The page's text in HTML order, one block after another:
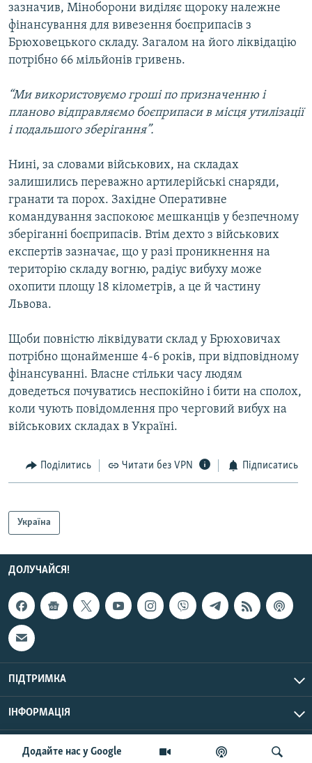
Додайте нас у Google
зазначив, Міноборони виділяє щороку належне
фінансування для вивезення боєприпасів з
Брюховецького складу. Загалом на його ліквідацію
потрібно 66 мільйонів гривень.
“Ми використовуємо гроші по призначенню і
планово відправляємо боєприпаси в місця утилізації
і подальшого зберігання”.
Нині, за словами військових, на складах
залишились переважно артилерійські снаряди,
гранати та порох. Західне Оперативне
командування заспокоює мешканців у безпечному
зберіганні боєприпасів. Втім дехто з військових
експертів зазначає, що у разі проникнення на
територію складу вогню, радіус вибуху може
охопити площу 18 кілометрів, а це й частину
Львова.
Щоби повністю ліквідувати склад у Брюховичах
потрібно щонайменше 4-6 років, при відповідному
фінансуванні. Власне стільки часу людям
доведеться почуватись неспокійно і бити на сполох,
коли чують повідомлення про черговий вибух на
військових складах в Україні.
Поділитись Читати без VPN Підписатись
Україна
ДОЛУЧАЙСЯ!
ПІДТРИМКА
ІНФОРМАЦІЯ
© Радіо Свобода, 2026 | Усі права застережено.
UTC+3